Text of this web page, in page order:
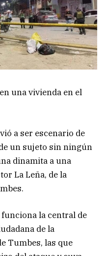
una vivienda en el
a ser escenario de
un sujeto sin ningún
dinamita a una
La Leña, de la
la central de
de la
Tumbes, las que